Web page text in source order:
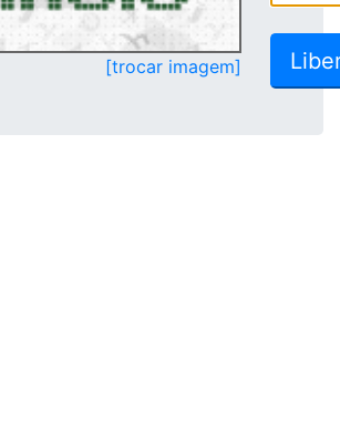
[trocar imagem]